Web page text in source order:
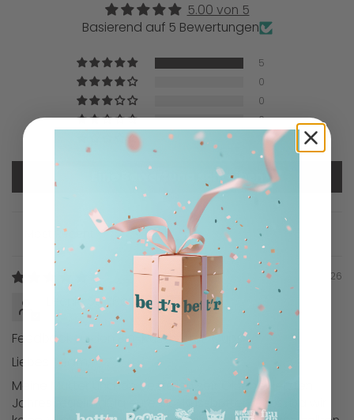
5.00 von 5
Basierend auf 5 Bewertungen
5
0
0
0
0
Eine Bewertung schreiben
05/25/2026
Leonie Straßer
Feedback zu den Bio-Nussbutter-Cups
Liebes Team,
Meine Mutter und ich bestellen seit Oktober letzten
Jahres regelmäßig eure Bio-Nussbutter-Cups. Da wir